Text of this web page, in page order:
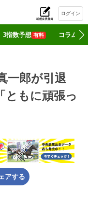
ログイン
3指数予想 有料 コラム
一郎が引退
ともに頑張っ
アする